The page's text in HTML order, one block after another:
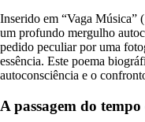
Inserido em “Vaga Música”
um profundo mergulho
pedido peculiar por uma
essência. Este poema
autoconsciência e o
A passagem do